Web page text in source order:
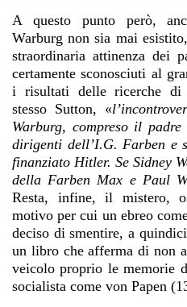
A questo punto però,
Warburg non sia mai
straordinaria attinenza dei
certamente sconosciuti al
i risultati delle ricerche di
stesso Sutton, «
Warburg, compreso il
dirigenti dell’I.G. Farben e
finanziato Hitler. Se Sidney
della Farben Max e Paul
Resta, infine, il mistero,
motivo per cui un ebreo
deciso di smentire, a
un libro che afferma di non
veicolo proprio le memorie
socialista come von Papen